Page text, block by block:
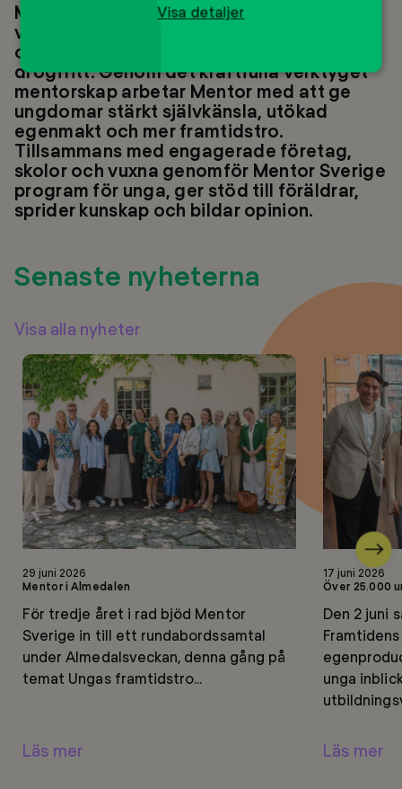
Mentor Sverige
är en ideell organisation
vars vision är en värld där unga får växa
och utvecklas hälsosamt och
drogfritt. Genom det kraftfulla verktyget
mentorskap arbetar Mentor med att ge
ungdomar stärkt självkänsla, utökad
egenmakt och mer framtidstro.
Tillsammans med engagerade företag,
skolor och vuxna genomför Mentor Sverige
program för unga, ger stöd till föräldrar,
sprider kunskap och bildar opinion.
Senaste nyheterna
Visa alla nyheter
Läs
mer
29 juni 2026
Mentor i Almedalen
För tredje året i rad bjöd Mentor
Sverige in till ett rundabordssamtal
under Almedalsveckan, denna gång på
temat Ungas framtidstro...
Läs mer
Läs
mer
17 juni 2026
Över 25.000
Den 2 juni
unga
Läs mer
Nästa
Visa detaljer